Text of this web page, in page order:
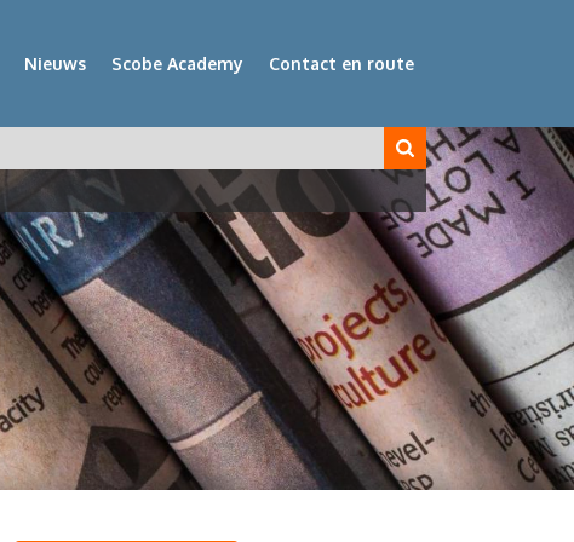
Nieuws Scobe Academy Contact en route